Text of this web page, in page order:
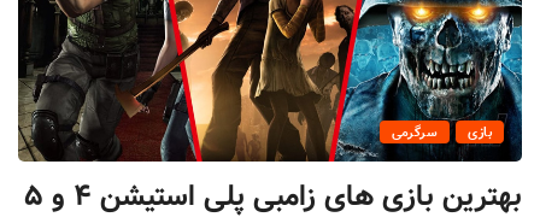
بازی سرگرمی
بهترین بازی های زامبی پلی استیشن ۴ و ۵